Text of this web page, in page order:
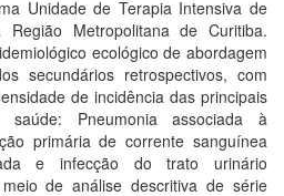
Unidade de Terapia Intensiva de
Metropolitana de Curitiba.
ecológico de abordagem
secundários retrospectivos, com
de incidência das principais
saúde: Pneumonia associada à
primária de corrente sanguínea
e infecção do trato urinário
de análise descritiva de série